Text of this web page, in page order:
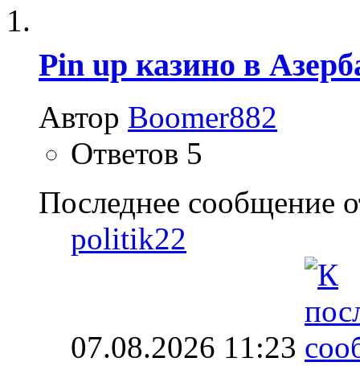
Pin up казино в
Автор Boomer882
Ответов 5
Последнее сообщение
politik22
07.08.2026 11:23